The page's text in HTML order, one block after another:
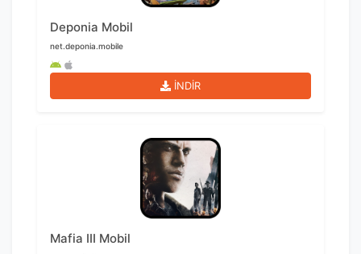
Deponia Mobil
net.deponia.mobile
İNDİR
Mafia III Mobil